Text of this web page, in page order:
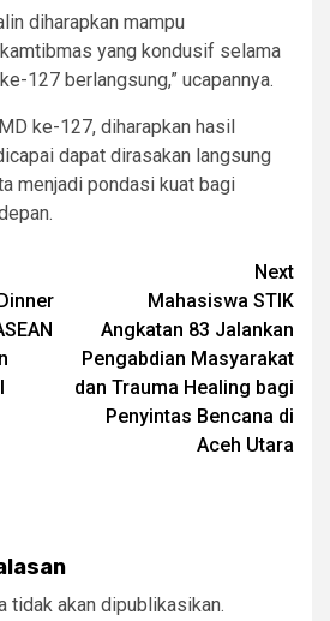
diharapkan mampu
yang kondusif selama
127 berlangsung,” ucapannya.
ke-127, diharapkan hasil
dapat dirasakan langsung
menjadi pondasi kuat bagi
Next
Mahasiswa STIK
Angkatan 83 Jalankan
Pengabdian Masyarakat
dan Trauma Healing bagi
Penyintas Bencana di
Aceh Utara
tidak akan dipublikasikan.